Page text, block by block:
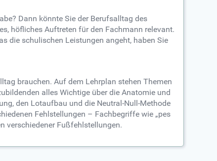
Dann könnte Sie der Berufsalltag des
höfliches Auftreten für den Fachmann relevant.
die schulischen Leistungen angeht, haben Sie
brauchen. Auf dem Lehrplan stehen Themen
alles Wichtige über die Anatomie und
den Lotaufbau und die Neutral-Null-Methode
Fehlstellungen – Fachbegriffe wie „pes
verschiedener Fußfehlstellungen.